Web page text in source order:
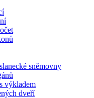
sněmovny
výkladem
dveří